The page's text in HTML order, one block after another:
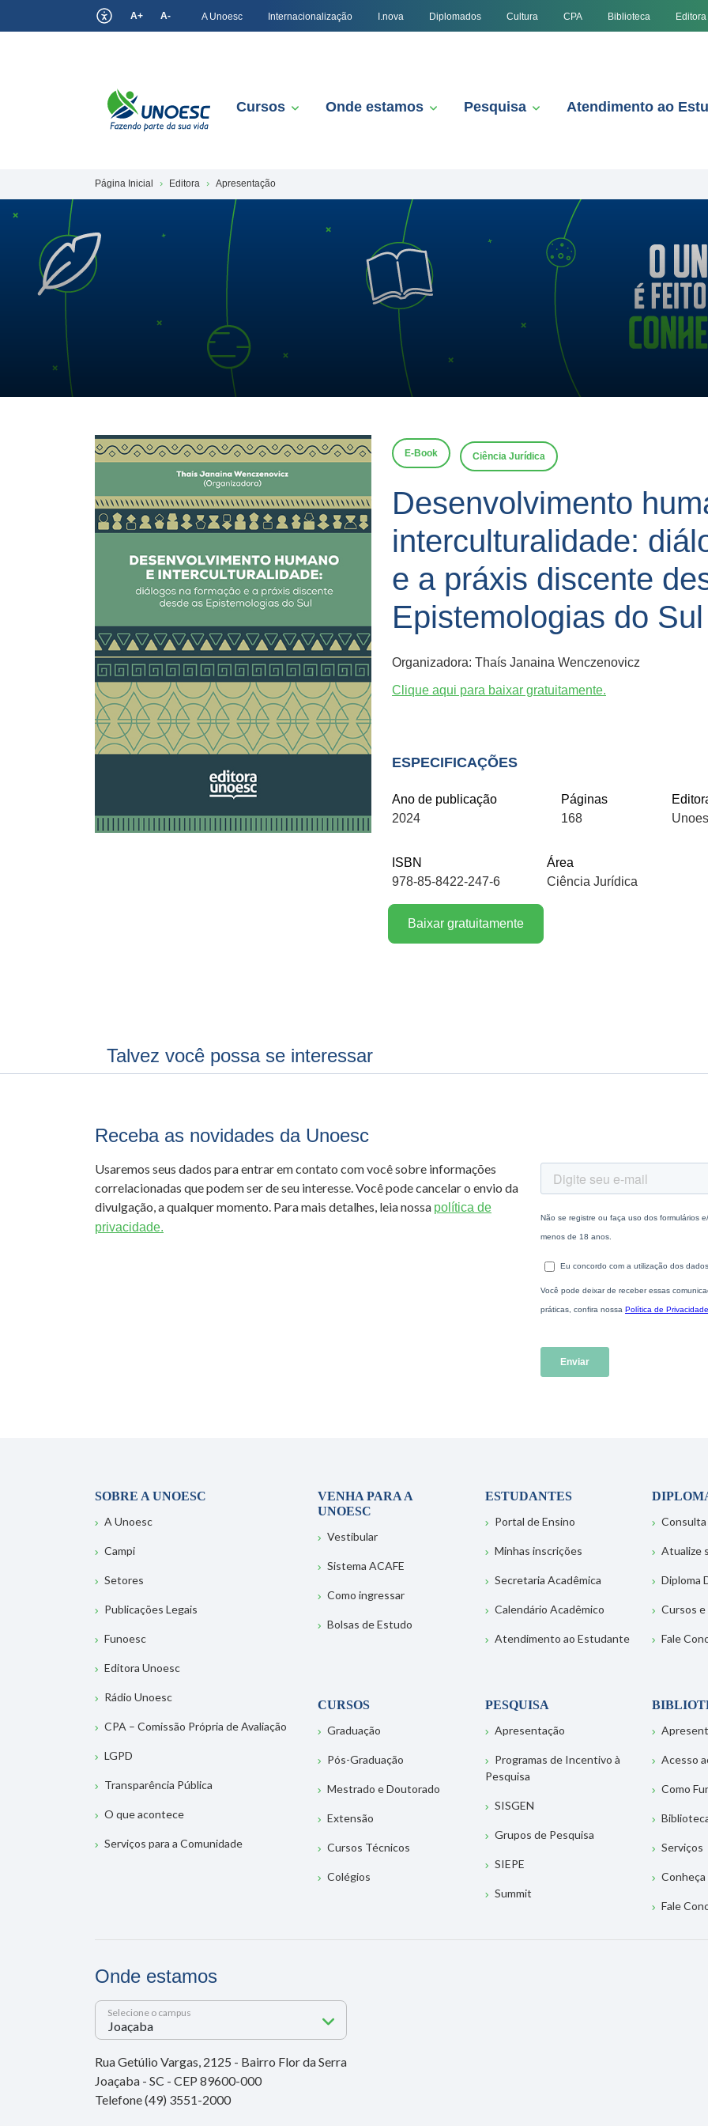
A+ A- A Unoesc Internacionalização I.nova Diplomados Cultura CPA Biblioteca Editora
Cursos Onde estamos Pesquisa Atendimento ao
Página Inicial Editora Apresentação
E-Book Ciência Jurídica
Desenvolvimento
interculturalidade:
e a práxis discente
Epistemologias do Sul
Organizadora: Thaís Janaina Wenczenovicz
Clique aqui para baixar gratuitamente.
ESPECIFICAÇÕES
Ano de publicação
2024
Páginas
168
ISBN
978-85-8422-247-6
Área
Ciência Jurídica
Baixar gratuitamente
Talvez você possa se interessar
Receba as novidades da Unoesc
Usaremos seus dados para entrar em contato com você sobre informações
correlacionadas que podem ser de seu interesse. Você pode cancelar o envio da
divulgação, a qualquer momento. Para mais detalhes, leia nossa política de
privacidade.
SOBRE A UNOESC
A Unoesc
Campi
Setores
Publicações Legais
Funoesc
Editora Unoesc
Rádio Unoesc
CPA – Comissão Própria de Avaliação
LGPD
Transparência Pública
O que acontece
Serviços para a Comunidade
VENHA PARA A
UNOESC
Vestibular
Sistema ACAFE
Como ingressar
Bolsas de Estudo
ESTUDANTES
Portal de Ensino
Minhas inscrições
Secretaria Acadêmica
Calendário Acadêmico
Atendimento ao Estudante
Consulta
Atualize
Diploma
Cursos
Fale
CURSOS
Graduação
Pós-Graduação
Mestrado e Doutorado
Extensão
Cursos Técnicos
Colégios
PESQUISA
Apresentação
Programas de Incentivo à
Pesquisa
SISGEN
Grupos de Pesquisa
SIEPE
Summit
Acesso
Como
Serviços
Fale
Onde estamos
Selecione o campus
Rua Getúlio Vargas, 2125 - Bairro Flor da Serra
Joaçaba - SC - CEP 89600-000
Telefone (49) 3551-2000